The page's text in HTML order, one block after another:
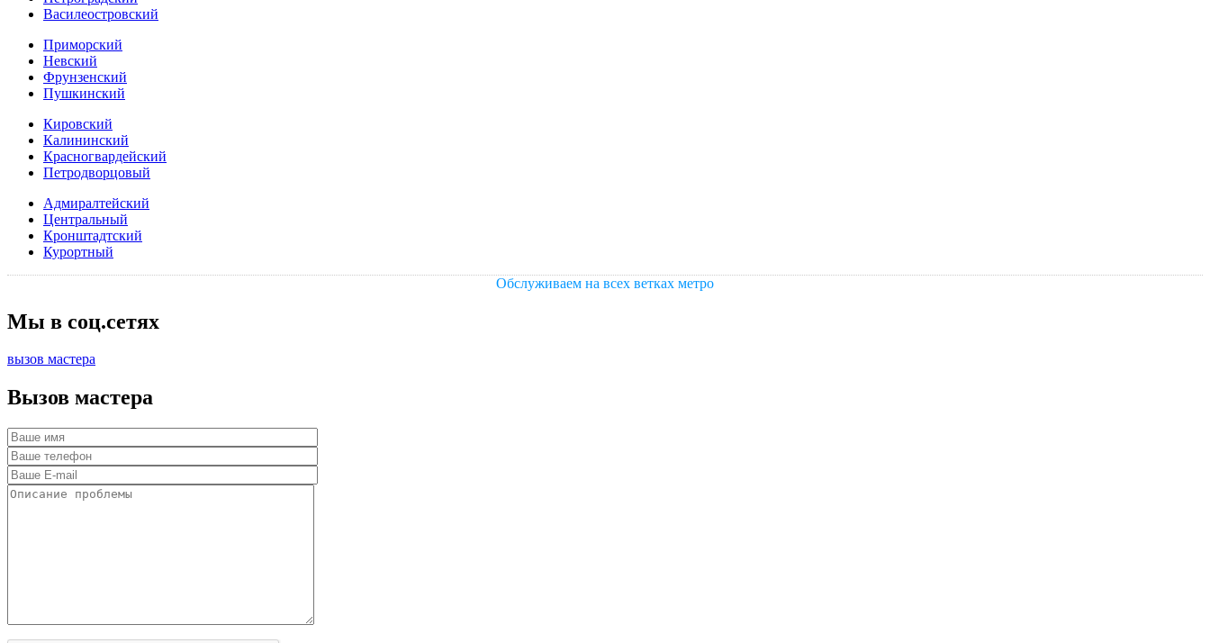
Василеостровский
Приморский
Невский
Фрунзенский
Пушкинский
Кировский
Калининский
Красногвардейский
Петродворцовый
Адмиралтейский
Центральный
Кронштадтский
Курортный
Обслуживаем на всех ветках метро
Мы в соц.сетях
вызов мастера
Вызов мастера